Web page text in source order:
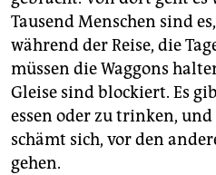
Tausend Menschen sind
während der Reise, die
müssen die Waggons
Gleise sind blockiert. Es
essen oder zu trinken,
schämt sich, vor den
gehen.